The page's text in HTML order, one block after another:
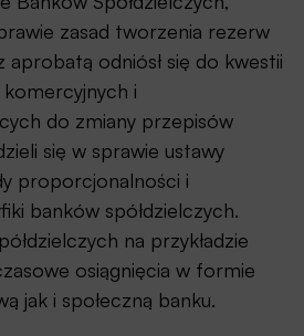
zasad tworzenia rezerw
aprobatą odniósł się do kwestii
i
do zmiany przepisów
się w sprawie ustawy
proporcjonalności i
banków spółdzielczych.
na przykładzie
osiągnięcia w formie
jak i społeczną banku.